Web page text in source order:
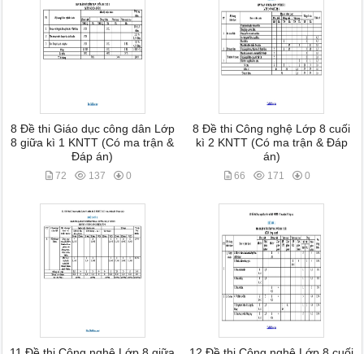
8 Đề thi Giáo dục công dân Lớp
8 giữa kì 1 KNTT (Có ma trận &
Đáp án)
72 137 0
8 Đề thi Công nghệ Lớp 8 cuối
kì 2 KNTT (Có ma trận & Đáp
án)
66 171 0